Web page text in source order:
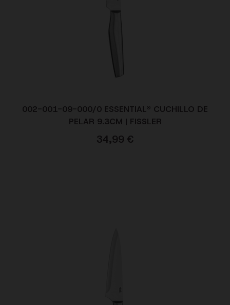
002-001-09-000/0 ESSENTIAL® CUCHILLO DE
PELAR 9.3CM | FISSLER
34,99 €